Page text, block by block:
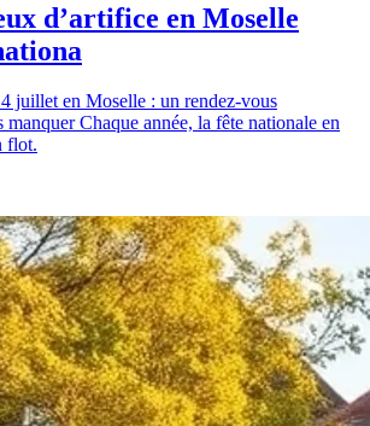
d’artifice en Moselle
juillet en Moselle : un rendez-vous
manquer Chaque année, la fête nationale en
flot.